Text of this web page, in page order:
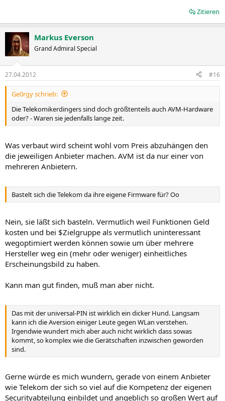
Zitieren
Markus Everson
Grand Admiral Special
27.04.2012 #16
Ge0rgy schrieb:
Die Telekomikerdingers sind doch größtenteils auch AVM-Hardware
oder? - Waren sie jedenfalls lange zeit.
Was verbaut wird scheint wohl vom Preis abzuhängen den
die jeweiligen Anbieter machen. AVM ist da nur einer von
mehreren Anbietern.
Bastelt sich die Telekom da ihre eigene Firmware für? Oo
Nein, sie läßt sich basteln. Vermutlich weil Funktionen Geld
kosten und bei $Zielgruppe als vermutlich uninteressant
wegoptimiert werden können sowie um über mehrere
Hersteller weg ein (mehr oder weniger) einheitliches
Erscheinungsbild zu haben.
Kann man gut finden, muß man aber nicht.
Das mit der universal-PIN ist wirklich ein dicker Hund. Langsam
kann ich die Aversion einiger Leute gegen WLan verstehen.
Irgendwie wundert mich aber auch nicht wirklich dass sowas
kommt, so komplex wie die Gerätschaften inzwischen geworden
sind.
Gerne würde es mich wundern, gerade von einem Anbieter
wie Telekom der sich so viel auf die Kompetenz der eigenen
Securityabteilung einbildet und angeblich so großen Wert auf